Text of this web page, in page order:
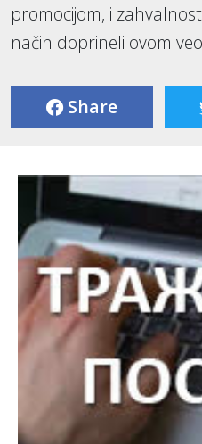
promocijom, i
način doprineli ovom
Share